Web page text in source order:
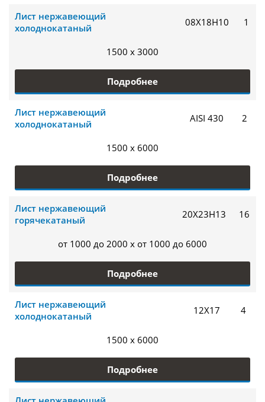
Лист нержавеющий
холоднокатаный
08Х18Н10 1
1500 x 3000
Подробнее
Лист нержавеющий
холоднокатаный
AISI 430 2
1500 x 6000
Подробнее
Лист нержавеющий
горячекатаный
20Х23Н13 16
от 1000 до 2000 x от 1000 до 6000
Подробнее
Лист нержавеющий
холоднокатаный
12Х17 4
1500 x 6000
Подробнее